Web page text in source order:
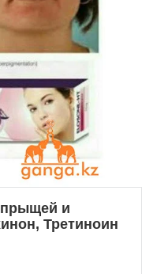
прыщей и
Третиноин